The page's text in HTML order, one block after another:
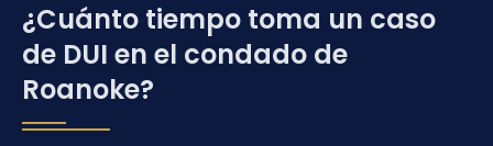
¿Cuánto tiempo toma un caso
de DUI en el condado de
Roanoke?